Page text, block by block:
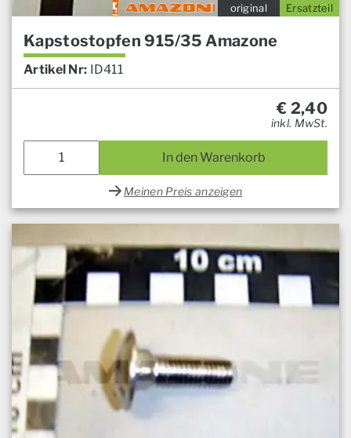
Ersatzteil
original
Kapstostopfen 915/35 Amazone
Artikel Nr: ID411
€ 2,40
inkl. MwSt.
In den Warenkorb
Meinen Preis anzeigen